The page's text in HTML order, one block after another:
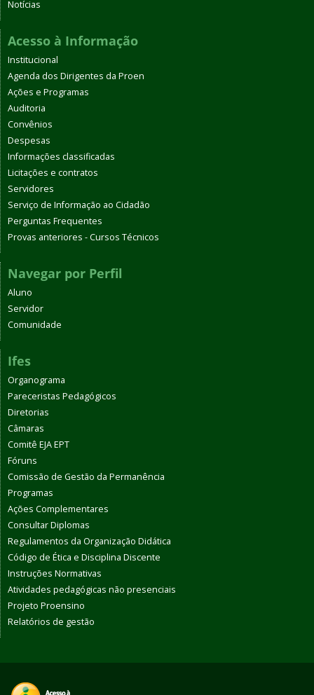
Notícias
Acesso à Informação
Institucional
Agenda dos Dirigentes da Proen
Ações e Programas
Auditoria
Convênios
Despesas
Informações classificadas
Licitações e contratos
Servidores
Serviço de Informação ao Cidadão
Perguntas Frequentes
Provas anteriores - Cursos Técnicos
Navegar por Perfil
Aluno
Servidor
Comunidade
Ifes
Organograma
Pareceristas Pedagógicos
Diretorias
Câmaras
Comitê EJA EPT
Fóruns
Comissão de Gestão da Permanência
Programas
Ações Complementares
Consultar Diplomas
Regulamentos da Organização Didática
Código de Ética e Disciplina Discente
Instruções Normativas
Atividades pedagógicas não presenciais
Projeto Proensino
Relatórios de gestão